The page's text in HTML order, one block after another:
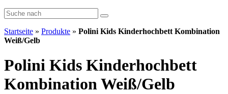
Startseite » Produkte » Polini Kids Kinderhochbett Kombination
Weiß/Gelb
Polini Kids Kinderhochbett
Kombination Weiß/Gelb